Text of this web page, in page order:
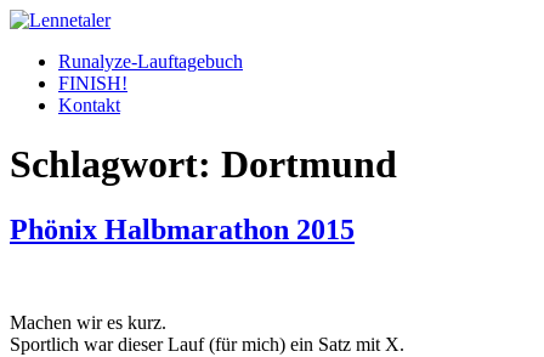
Skip
contentRunalyze-Lauftagebuch
FINISH!
Kontakt
Schlagwort: Dortmund
Phönix Halbmarathon 2015
Machen wir es kurz.
Sportlich war dieser Lauf (für mich) ein Satz mit X.